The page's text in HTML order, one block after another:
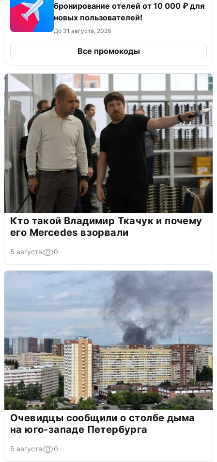
бронирование отелей от 10 000 ₽ для
новых пользователей!
До 31 августа, 2026
Все промокоды
Кто такой Владимир Ткачук и почему
его Mercedes взорвали
5 августа 0
Очевидцы сообщили о столбе дыма
на юго-западе Петербурга
5 августа 0